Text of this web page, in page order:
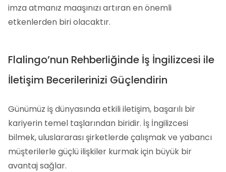
imza atmanız maaşınızı artıran en önemli
etkenlerden biri olacaktır.
Flalingo’nun Rehberliğinde İş İngilizcesi ile
İletişim Becerilerinizi Güçlendirin
Günümüz iş dünyasında etkili iletişim, başarılı bir
kariyerin temel taşlarından biridir. İş İngilizcesi
bilmek, uluslararası şirketlerde çalışmak ve yabancı
müşterilerle güçlü ilişkiler kurmak için büyük bir
avantaj sağlar.